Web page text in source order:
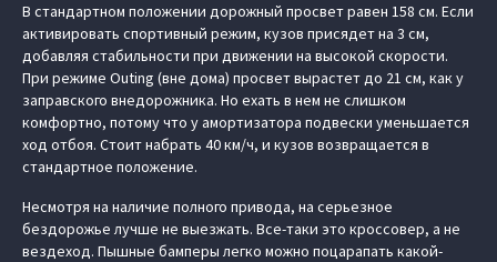
В стандартном положении дорожный просвет равен 158 см. Если
активировать спортивный режим, кузов присядет на 3 см,
добавляя стабильности при движении на высокой скорости.
При режиме Outing (вне дома) просвет вырастет до 21 см, как у
заправского внедорожника. Но ехать в нем не слишком
комфортно, потому что у амортизатора подвески уменьшается
ход отбоя. Стоит набрать 40 км/ч, и кузов возвращается в
стандартное положение.
Несмотря на наличие полного привода, на серьезное
бездорожье лучше не выезжать. Все-таки это кроссовер, а не
вездеход. Пышные бамперы легко можно поцарапать какой-